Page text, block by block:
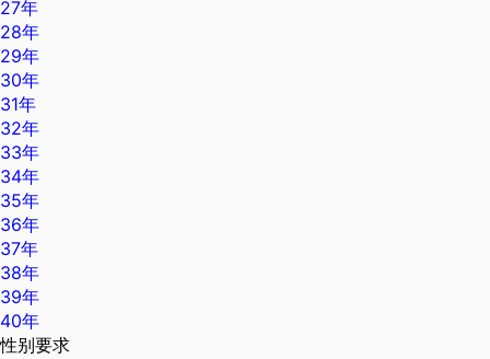
27年
28年
29年
30年
31年
32年
33年
34年
35年
36年
37年
38年
39年
40年
性别要求